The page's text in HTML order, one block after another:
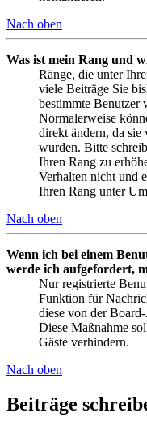
Nach oben
Was ist mein Rang und
Ränge, die unter
viele Beiträge Sie
bestimmte Benutzer
Normalerweise
direkt ändern, da
wurden. Bitte
Ihren Rang zu
Verhalten nicht und
Ihren Rang unter
Nach oben
Wenn ich bei einem
werde ich aufgefordert,
Nur registrierte
Funktion für
diese von der
Diese Maßnahme
Gäste verhindern.
Nach oben
Beiträge